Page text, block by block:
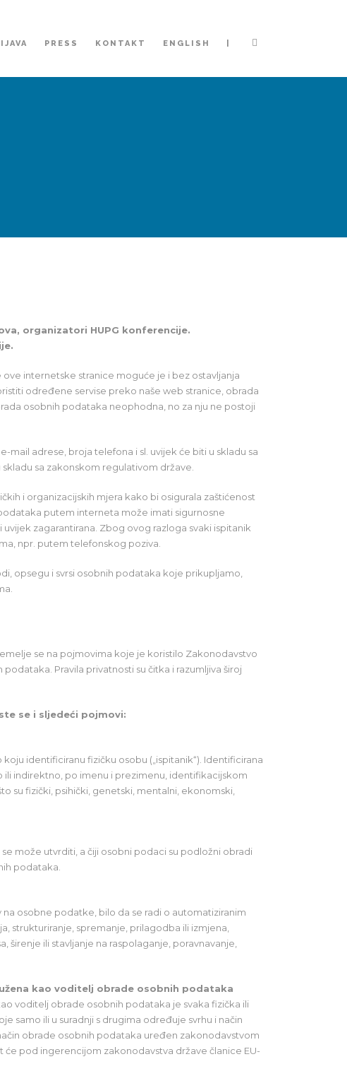
PRESS KONTAKT ENGLISH |
organizatori HUPG konferencije.
internetske stranice moguće je i bez ostavljanja
određene servise preko naše web stranice, obrada
osobnih podataka neophodna, no za nju ne postoji
mail adrese, broja telefona i sl. uvijek će biti u skladu sa
sa zakonskom regulativom države.
i organizacijskih mjera kako bi osigurala zaštićenost
putem interneta može imati sigurnosne
zagarantirana. Zbog ovog razloga svaki ispitanik
npr. putem telefonskog poziva.
opsegu i svrsi osobnih podataka koje prikupljamo,
se na pojmovima koje je koristilo Zakonodavstvo
Pravila privatnosti su čitka i razumljiva široj
se i sljedeći pojmovi:
identificiranu fizičku osobu („ispitanik“). Identificirana
indirektno, po imenu i prezimenu, identifikacijskom
su fizički, psihički, genetski, mentalni, ekonomski,
može utvrditi, a čiji osobni podaci su podložni obradi
podataka.
osobne podatke, bilo da se radi o automatiziranim
strukturiranje, spremanje, prilagodba ili izmjena,
ili stavljanje na raspolaganje, poravnavanje,
kao voditelj obrade osobnih podataka
voditelj obrade osobnih podataka je svaka fizička ili
samo ili u suradnji s drugima određuje svrhu i način
obrade osobnih podataka uređen zakonodavstvom
pod ingerencijom zakonodavstva države članice EU-